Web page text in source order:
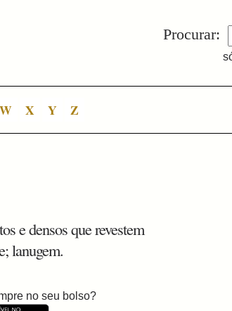
Procurar:
W X Y Z
e densos que revestem
lanugem.
no seu bolso?